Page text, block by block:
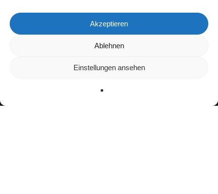
Akzeptieren
Ablehnen
Einstellungen ansehen
Wir verwenden Cookies, um dir die bestmögliche Erfahrung
wir verwenden oder sie ausschalten.